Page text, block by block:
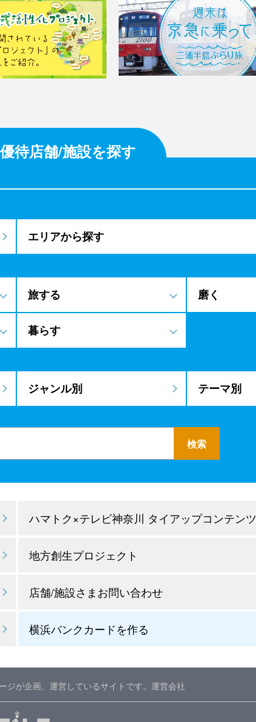
待店舗/施設を探す
エリアから探す
旅する 磨く
暮らす
ジャンル別 テーマ別
ハマトク×テレビ神奈川 タイアップコンテンツ
地方創生プロジェクト
店舗/施設さまお問い合わせ
横浜バンクカードを作る
ジが企画、運営しているサイトです。 運営会社